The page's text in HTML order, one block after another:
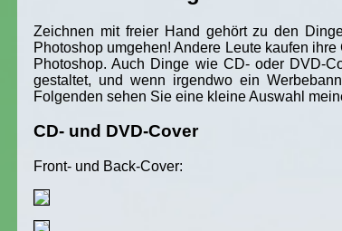
Zeichnen mit freier Hand gehört zu den
Photoshop umgehen! Andere Leute kaufen
Photoshop. Auch Dinge wie CD- oder DVD-
gestaltet, und wenn irgendwo ein
Folgenden sehen Sie eine kleine Auswahl
CD- und DVD-Cover
Front- und Back-Cover: